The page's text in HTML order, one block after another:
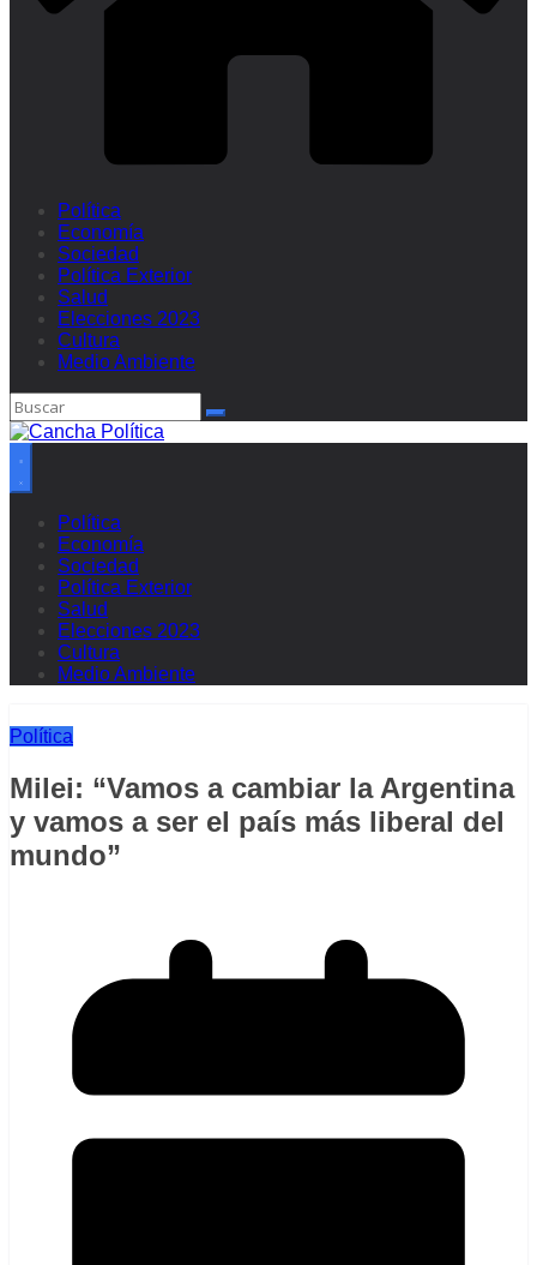
Política
Economía
Sociedad
Política Exterior
Salud
Elecciones 2023
Cultura
Medio Ambiente
Política
Economía
Sociedad
Política Exterior
Salud
Elecciones 2023
Cultura
Medio Ambiente
Política
Milei: “Vamos a cambiar la Argentina
y vamos a ser el país más liberal del
mundo”